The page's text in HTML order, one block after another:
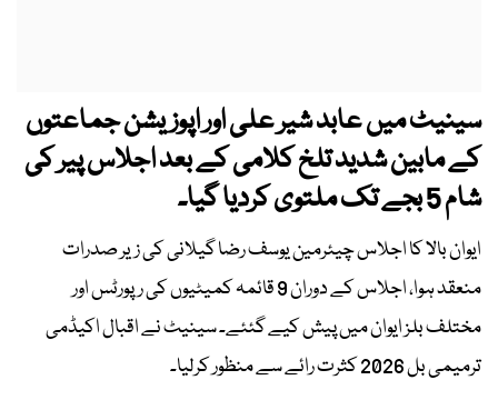
سینیٹ میں عابد شیر علی اور اپوزیشن جماعتوں
کے مابین شدید تلخ کلامی کے بعد اجلاس پیر کی
شام 5 بجے تک ملتوی کردیا گیا۔
ایوان بالا کا اجلاس چیئرمین یوسف رضا گیلانی کی زیر صدرات
منعقد ہوا، اجلاس کے دوران 9 قائمہ کمیٹیوں کی رپورٹس اور
مختلف بلز ایوان میں پیش کیے گئئے۔ سینیٹ نے اقبال اکیڈمی
ترمیمی بل 2026 کثرت رائے سے منظور کرلیا۔